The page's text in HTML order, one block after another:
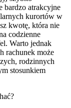
bardzo atrakcyjne
kurortów w
kwotę, która nie
codzienne
Warto jednak
rachunek może
rodzinnych
stosunkiem